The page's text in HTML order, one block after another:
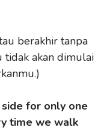
berakhir tanpa
tidak akan dimulai
for only one
time we walk